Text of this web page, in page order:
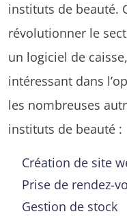
instituts de beauté.
révolutionner le
un logiciel de
intéressant dans
les nombreuses
instituts de beauté :
Création de site
Prise de rendez-
Gestion de stock